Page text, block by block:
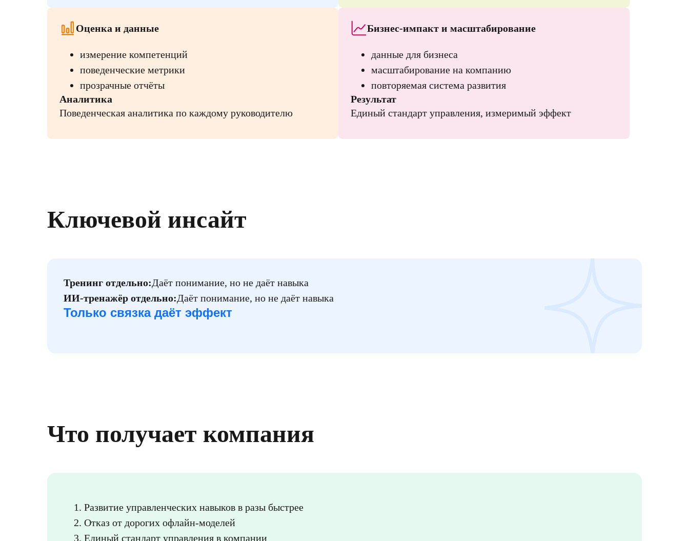
Оценка и данные
измерение компетенций
поведенческие метрики
прозрачные отчёты
Аналитика
Поведенческая аналитика по каждому руководителю
Бизнес-импакт и масштабирование
данные для бизнеса
масштабирование на компанию
повторяемая система развития
Результат
Единый стандарт управления, измеримый эффект
Ключевой инсайт
Тренинг отдельно:Даёт понимание, но не даёт навыка
ИИ-тренажёр отдельно:Даёт понимание, но не даёт навыка
Только связка даёт эффект
Что получает компания
Развитие управленческих навыков в разы быстрее
Отказ от дорогих офлайн-моделей
Единый стандарт управления в компании